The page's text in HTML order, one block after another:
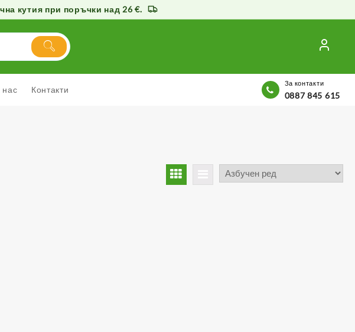
кутия при поръчки над 26 €.
нас Контакти
За контакти
0887 845 615